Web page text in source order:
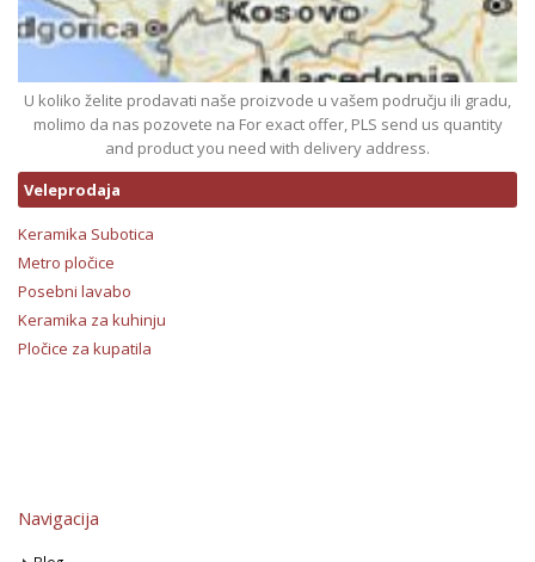
U koliko želite prodavati naše proizvode u vašem području ili gradu,
molimo da nas pozovete na For exact offer, PLS send us quantity
and product you need with delivery address.
Veleprodaja
Keramika Subotica
Metro pločice
Posebni lavabo
Keramika za kuhinju
Pločice za kupatila
Navigacija